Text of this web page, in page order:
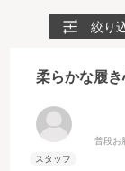
絞り
柔らかな履
普段お